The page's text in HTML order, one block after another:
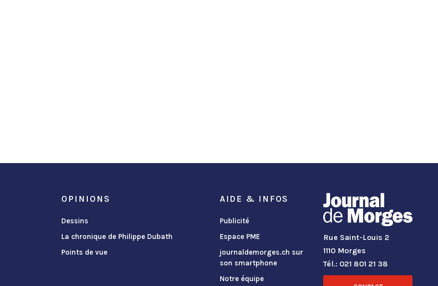
OPINIONS
Dessins
La chronique de Philippe Dubath
Points de vue
AIDE & INFOS
Publicité
Espace PME
journaldemorges.ch sur
son smartphone
Notre équipe
Rue Saint-Louis 2
1110 Morges
Tél.: 021 801 21 38